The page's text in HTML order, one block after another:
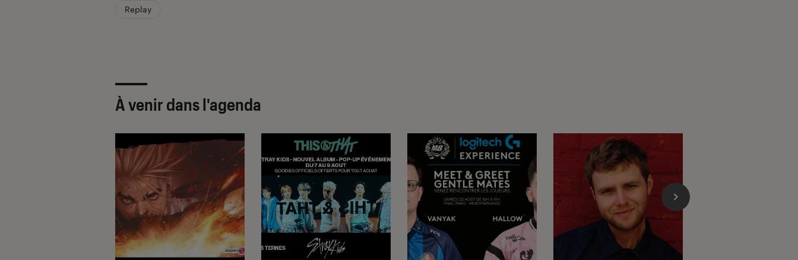
Replay
À venir dans l'agenda